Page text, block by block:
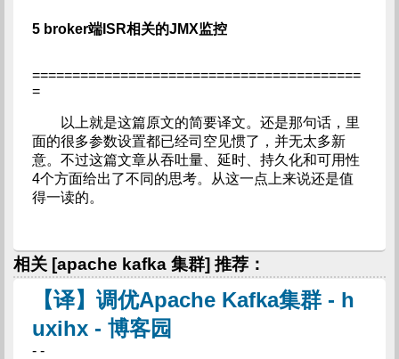
5 broker端ISR相关的JMX监控
=========================================
=
以上就是这篇原文的简要译文。还是那句话，里
面的很多参数设置都已经司空见惯了，并无太多新
意。不过这篇文章从吞吐量、延时、持久化和可用性
4个方面给出了不同的思考。从这一点上来说还是值
得一读的。
相关 [apache kafka 集群] 推荐：
【译】调优Apache Kafka集群 - h
uxihx - 博客园
- -